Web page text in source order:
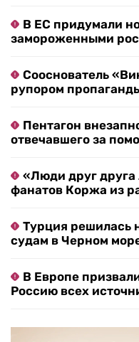
В ЕС придумали
замороженными
Сооснователь
рупором
Пентагон
отвечавшего за
«Люди друг друга
фанатов Коржа из
Турция решилась
судам в Черном
В Европе
Россию всех